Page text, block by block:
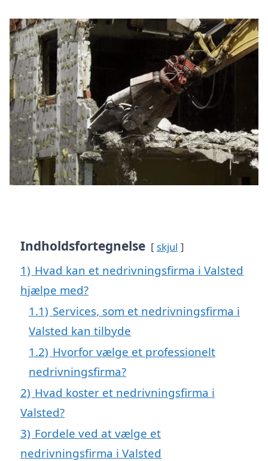
Indholdsfortegnelse skjul
1) Hvad kan et nedrivningsfirma i Valsted
hjælpe med?
1.1) Services, som et nedrivningsfirma i
Valsted kan tilbyde
1.2) Hvorfor vælge et professionelt
nedrivningsfirma?
2) Hvad koster et nedrivningsfirma i
Valsted?
3) Fordele ved at vælge et
nedrivningsfirma i Valsted